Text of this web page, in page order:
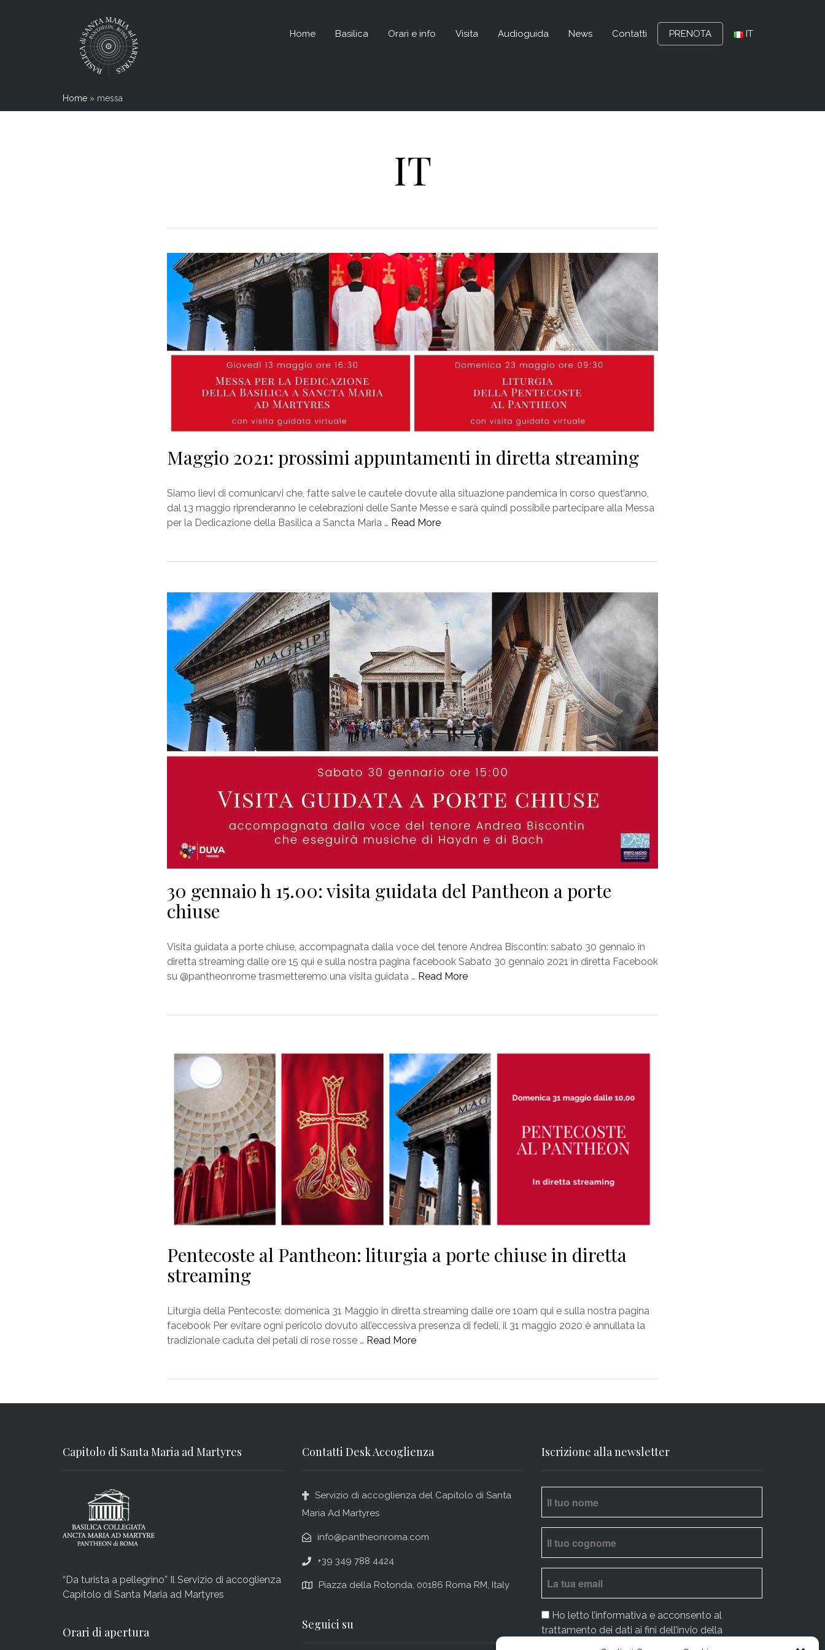
Home Basilica Orari e info Visita Audioguida News Contatti PRENOTA IT
Home » messa
IT
Maggio 2021: prossimi appuntamenti in diretta streaming
Siamo lievi di comunicarvi che, fatte salve le cautele dovute alla situazione pandemica in corso quest’anno,
dal 13 maggio riprenderanno le celebrazioni delle Sante Messe e sarà quindi possibile partecipare alla Messa
per la Dedicazione della Basilica a Sancta Maria … Read More
30 gennaio h 15.00: visita guidata del Pantheon a porte
chiuse
Visita guidata a porte chiuse, accompagnata dalla voce del tenore Andrea Biscontin: sabato 30 gennaio in
diretta streaming dalle ore 15 qui e sulla nostra pagina facebook Sabato 30 gennaio 2021 in diretta Facebook
su @pantheonrome trasmetteremo una visita guidata … Read More
Pentecoste al Pantheon: liturgia a porte chiuse in diretta
streaming
Liturgia della Pentecoste: domenica 31 Maggio in diretta streaming dalle ore 10am qui e sulla nostra pagina
facebook Per evitare ogni pericolo dovuto all’eccessiva presenza di fedeli, il 31 maggio 2020 è annullata la
tradizionale caduta dei petali di rose rosse … Read More
Capitolo di Santa Maria ad Martyres
“Da turista a pellegrino” Il Servizio di accoglienza
Capitolo di Santa Maria ad Martyres
Orari di apertura
Contatti Desk Accoglienza
Servizio di accoglienza del Capitolo di Santa
Maria Ad Martyres
info@pantheonroma.com
+39 349 788 4424
Piazza della Rotonda, 00186 Roma RM, Italy
Seguici su
Iscrizione alla newsletter
Ho letto l’informativa e acconsento al
trattamento dei dati ai fini dell’invio della